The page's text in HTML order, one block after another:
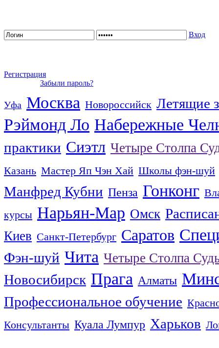
Вход
Регистрация
Забыли пароль?
Уфа Москва Новороссийск Летящие
Рэймонд Ло Набережные
практики Сиэтл Четыре Столпа
Казань Мастер Яп Чэн Хай Школы фэн-шуй
Манфред Кубни Пенза Гонконг
курсы Нарьян-Мар Омск
Киев Санкт-Петербург Саратов
Фэн-шуй Чита Четыре Столпа
Новосибирск Прага Алматы
Профессиональное обучение
Консультанты Куала Лумпур Харьков